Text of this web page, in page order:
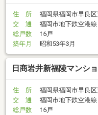
住 所
福岡県福岡市早良
交 通
福岡市地下鉄空港
総戸数
16戸
築年月
昭和53年3月
日商岩井新福陵マンシ
住 所
福岡県福岡市早良
交 通
福岡市地下鉄空港
総戸数
16戸